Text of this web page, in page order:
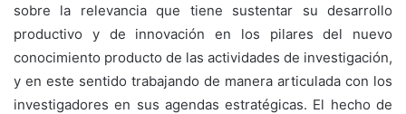
sobre la relevancia que tiene sustentar su desarrollo
productivo y de innovación en los pilares del nuevo
conocimiento producto de las actividades de investigación,
y en este sentido trabajando de manera articulada con los
investigadores en sus agendas estratégicas. El hecho de